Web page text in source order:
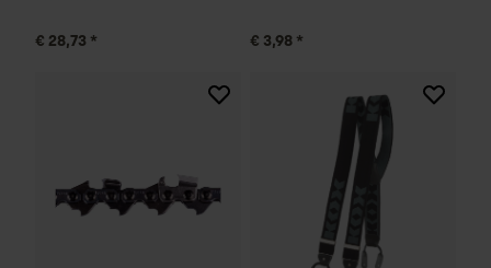
€ 28,73 * € 3,98 *